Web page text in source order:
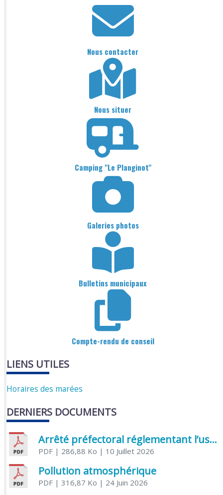
Nous contacter
Nous situer
Camping "Le Planginot"
Galeries photos
Bulletins municipaux
Compte-rendu de conseil
LIENS UTILES
Horaires des marées
DERNIERS DOCUMENTS
Arrêté préfectoral réglementant l’usage de l’eau
PDF| 286,88 Ko | 10 Juillet 2026
Pollution atmosphérique
PDF| 316,87 Ko | 24 Juin 2026